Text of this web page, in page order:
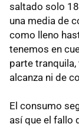
saltado solo
una media de
como lleno
tenemos en
parte
alcanza ni de
El consumo
así que el fallo